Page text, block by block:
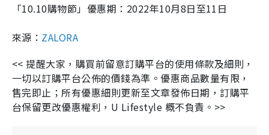
「10.10購物節」優惠期：2022年10月8日至11日
來源： ZALORA
<<提醒大家，購買前留意訂購平台的使用條款及細則，
一切以訂購平台公佈的價錢為準。優惠商品數量有限，
售完即止；所有優惠細則更新至文章發佈日期，訂購平
台保留更改優惠權利， U Lifestyle 概不負責。 >>